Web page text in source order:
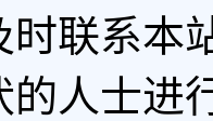
时联系本
的人士进